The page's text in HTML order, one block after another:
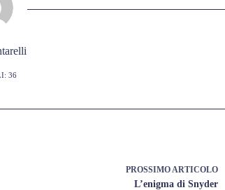
36
PROSSIMO ARTICOLO
L’enigma di Snyder